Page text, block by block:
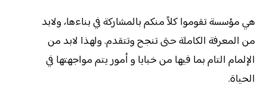
هي مؤسسة تقوموا كلاً منكم بالمشاركة في بناءها، ولابد
من المعرفة الكاملة حتى تنجح وتتقدم. ولهذا لابد من
الإلمام التام بما فيها من خبايا و أمور يتم مواجهتها في
الحياة.